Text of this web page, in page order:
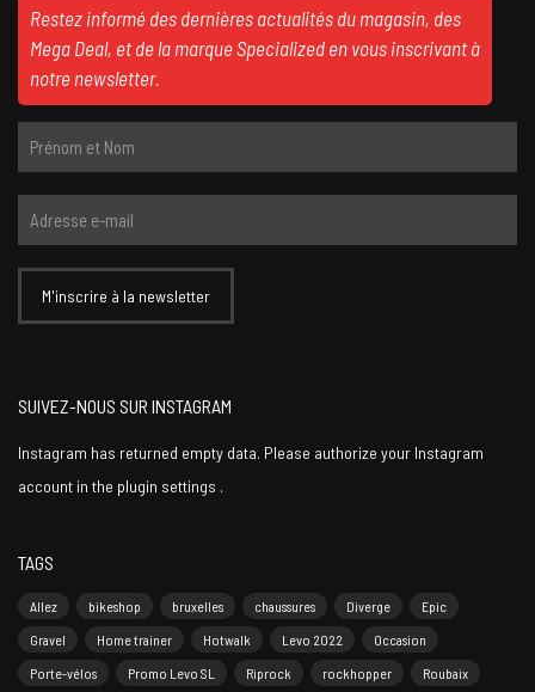
Restez informé des dernières actualités du magasin, des
Mega Deal, et de la marque Specialized en vous inscrivant à
notre newsletter.
SUIVEZ-NOUS SUR INSTAGRAM
Instagram has returned empty data. Please authorize your Instagram
account in the plugin settings .
TAGS
Allez bikeshop bruxelles chaussures Diverge
Epic
Gravel
Home trainer Hotwalk Levo 2022
Occasion
Porte-vélos
Promo Levo SL Riprock rockhopper Roubaix